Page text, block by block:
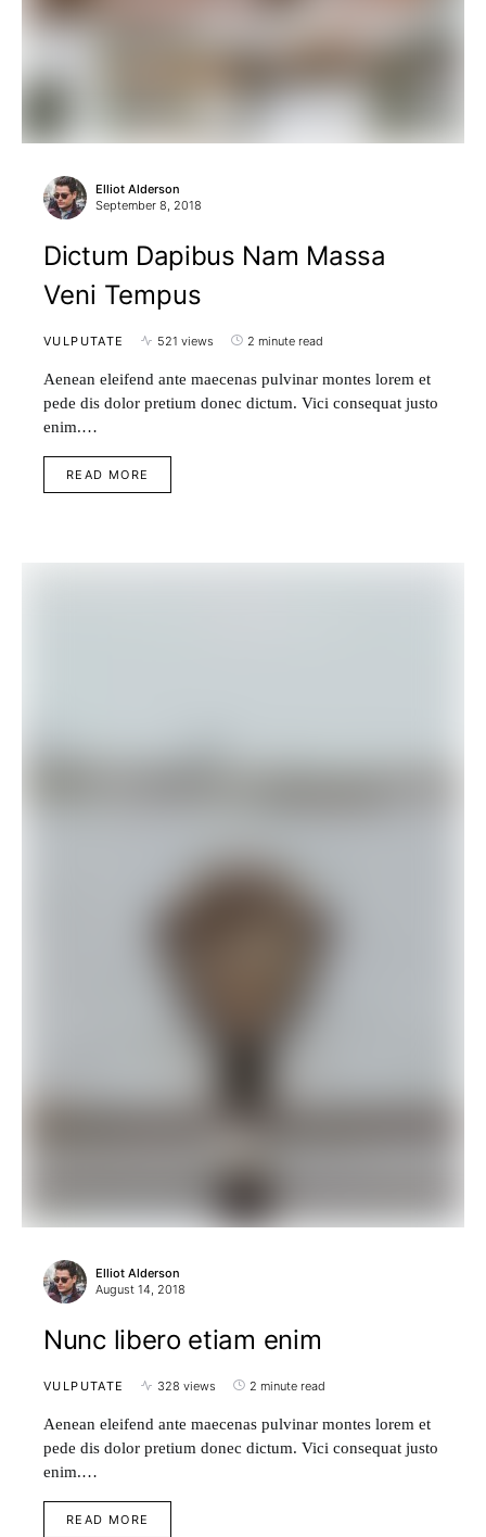
Elliot Alderson
September 8, 2018
Dictum Dapibus Nam Massa
Veni Tempus
VULPUTATE 521 views 2 minute read
Aenean eleifend ante maecenas pulvinar montes lorem et
pede dis dolor pretium donec dictum. Vici consequat justo
enim.…
READ MORE
Elliot Alderson
August 14, 2018
Nunc libero etiam enim
VULPUTATE 328 views 2 minute read
Aenean eleifend ante maecenas pulvinar montes lorem et
pede dis dolor pretium donec dictum. Vici consequat justo
enim.…
READ MORE